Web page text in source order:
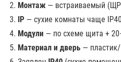
Монтаж — встраиваемый
IP — сухие комнаты чаще
Модули — по схеме щита +
Материал и дверь —